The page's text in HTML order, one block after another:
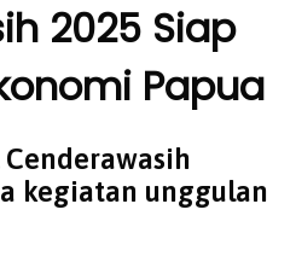
2025 Siap
Papua
kegiatan unggulan